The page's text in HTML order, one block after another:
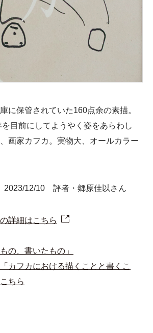
に保管されていた160点余の素描。
目前にしてようやく姿をあらわし
画家カフカ。実物大、オールカラー
2023/12/10 評者・郷原佳以さん
詳細はこちら
の、書いたもの」
カフカにおける描くことと書くこ
ちら